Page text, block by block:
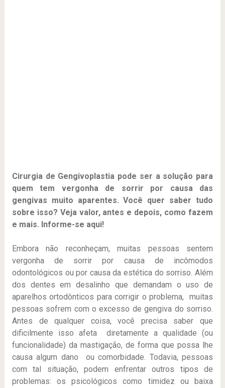
Cirurgia de Gengivoplastia pode ser a solução para
quem tem vergonha de sorrir por causa das
gengivas muito aparentes. Você quer saber tudo
sobre isso? Veja valor, antes e depois, como fazem
e mais. Informe-se aqui!
Embora não reconheçam, muitas pessoas sentem
vergonha de sorrir por causa de incômodos
odontológicos ou por causa da estética do sorriso. Além
dos dentes em desalinho que demandam o uso de
aparelhos ortodônticos para corrigir o problema, muitas
pessoas sofrem com o excesso de gengiva do sorriso.
Antes de qualquer coisa, você precisa saber que
dificilmente isso afeta diretamente a qualidade (ou
funcionalidade) da mastigação, de forma que possa lhe
causa algum dano ou comorbidade. Todavia, pessoas
com tal situação, podem enfrentar outros tipos de
problemas: os psicológicos como timidez ou baixa